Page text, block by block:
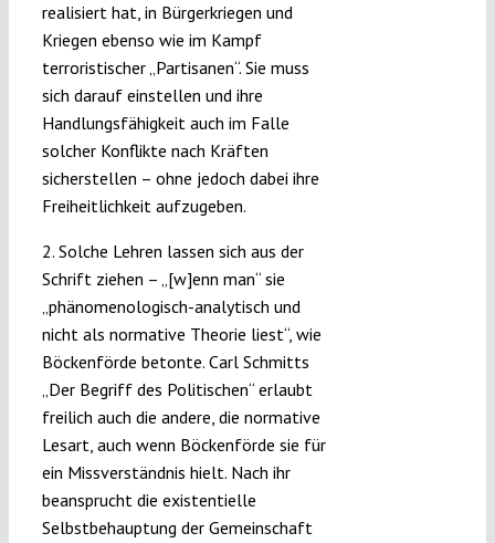
realisiert hat, in Bürgerkriegen und
Kriegen ebenso wie im Kampf
terroristischer „Partisanen“. Sie muss
sich darauf einstellen und ihre
Handlungsfähigkeit auch im Falle
solcher Konflikte nach Kräften
sicherstellen – ohne jedoch dabei ihre
Freiheitlichkeit aufzugeben.
2. Solche Lehren lassen sich aus der
Schrift ziehen – „[w]enn man“ sie
„phänomenologisch-analytisch und
nicht als normative Theorie liest“, wie
Böckenförde betonte. Carl Schmitts
„Der Begriff des Politischen“ erlaubt
freilich auch die andere, die normative
Lesart, auch wenn Böckenförde sie für
ein Missverständnis hielt. Nach ihr
beansprucht die existentielle
Selbstbehauptung der Gemeinschaft